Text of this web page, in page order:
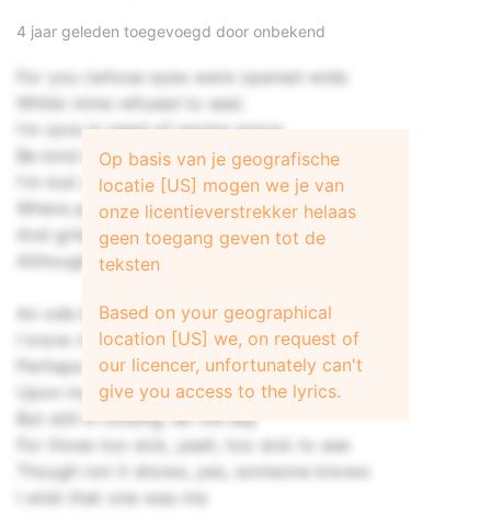
4 jaar geleden toegevoegd door onbekend
For you (whose eyes were opened wide
Whilst mine refused to see)
I'm sore in need of saving grace
Be kind and humour me
I'm lost amidst a sea of wheat
Where people speak but seldom meet
And grief and laughter, strange but true
Although they die, they seldom cry
An ode by any other name, yeah
I know might read more sweet
Perhaps the sun will never shine
Upon my field of wheat
But still in closing, let me say
For those too sick, yeah, too sick to see
Though not it shows, yes, someone knows
I wish that one was me
Op basis van je geografische
locatie [US] mogen we je van
onze licentieverstrekker helaas
geen toegang geven tot de
teksten
Based on your geographical
location [US] we, on request of
our licencer, unfortunately can't
give you access to the lyrics.